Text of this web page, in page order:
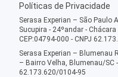
Políticas de Privacidade
Serasa Experian – São Paulo
Sucupira - 24ºandar -
CEP:04794-000 - CNPJ
Serasa Experian – Blumenau
– Bairro Velha, Blumenau/SC
62.173.620/0104-95